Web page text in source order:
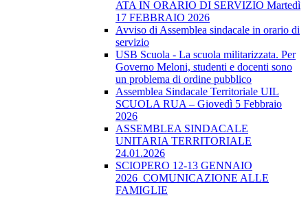
ATA IN ORARIO DI SERVIZIO Martedì
17 FEBBRAIO 2026
Avviso di Assemblea sindacale in orario di
servizio
USB Scuola - La scuola militarizzata. Per
Governo Meloni, studenti e docenti sono
un problema di ordine pubblico
Assemblea Sindacale Territoriale UIL
SCUOLA RUA – Giovedì 5 Febbraio
2026
ASSEMBLEA SINDACALE
UNITARIA TERRITORIALE
24.01.2026
SCIOPERO 12-13 GENNAIO
2026_COMUNICAZIONE ALLE
FAMIGLIE